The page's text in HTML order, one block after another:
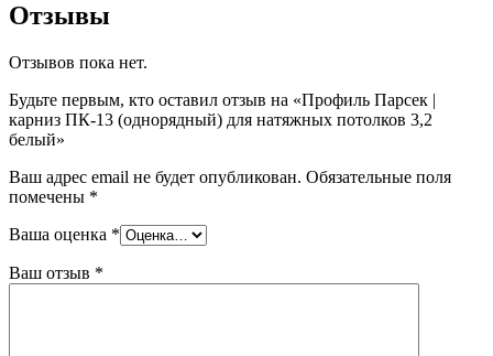
Отзывы
Отзывов пока нет.
Будьте первым, кто оставил отзыв на «Профиль Парсек |
карниз ПК-13 (однорядный) для натяжных потолков 3,2
белый»
Ваш адрес email не будет опубликован. Обязательные поля
помечены *
Ваша оценка *
Ваш отзыв *